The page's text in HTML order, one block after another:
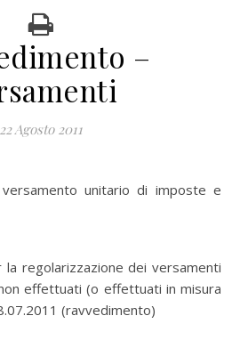
–
22 Agosto 2011
unitario di imposte e
regolarizzazione dei versamenti
effettuati (o effettuati in misura
(ravvedimento)